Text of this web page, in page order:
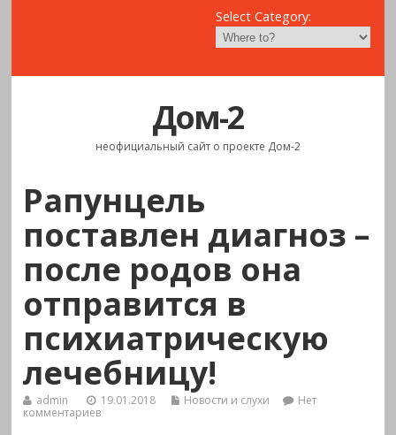
Select Category:
Дом-2
неофициальный сайт о проекте Дом-2
Рапунцель
поставлен диагноз –
после родов она
отправится в
психиатрическую
лечебницу!
admin 19.01.2018 Новости и слухи
Нет
комментариев